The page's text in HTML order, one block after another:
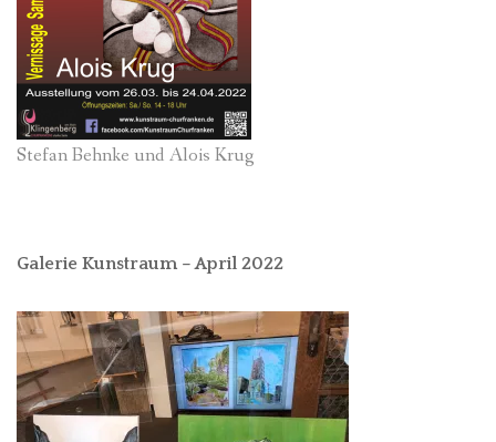
Stefan Behnke und Alois Krug
Galerie Kunstraum – April 2022